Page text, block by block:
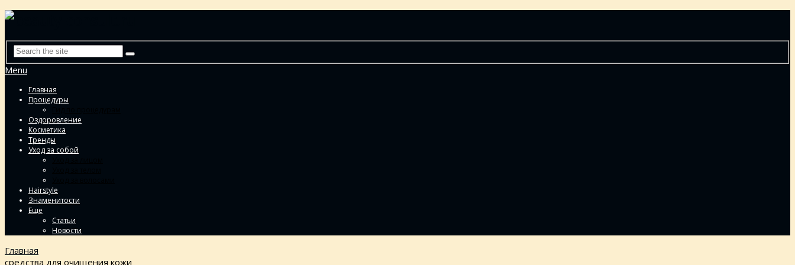
Menu
Главная
Процедуры
Оздоровление
Косметика
Тренды
Уход за собой
Hairstyle
Знаменитости
Еще
Статьи
Новости
Главная
средства для очищения кожи